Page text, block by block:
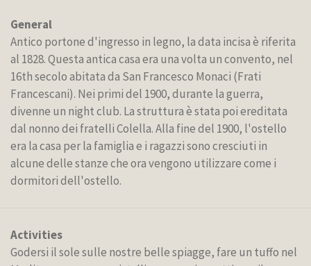
General
Antico portone d'ingresso in legno, la data incisa è riferita
al 1828. Questa antica casa era una volta un convento, nel
16th secolo abitata da San Francesco Monaci (Frati
Francescani). Nei primi del 1900, durante la guerra,
divenne un night club. La struttura è stata poi ereditata
dal nonno dei fratelli Colella. Alla fine del 1900, l'ostello
era la casa per la famiglia e i ragazzi sono cresciuti in
alcune delle stanze che ora vengono utilizzare come i
dormitori dell'ostello.
Activities
Godersi il sole sulle nostre belle spiagge, fare un tuffo nel